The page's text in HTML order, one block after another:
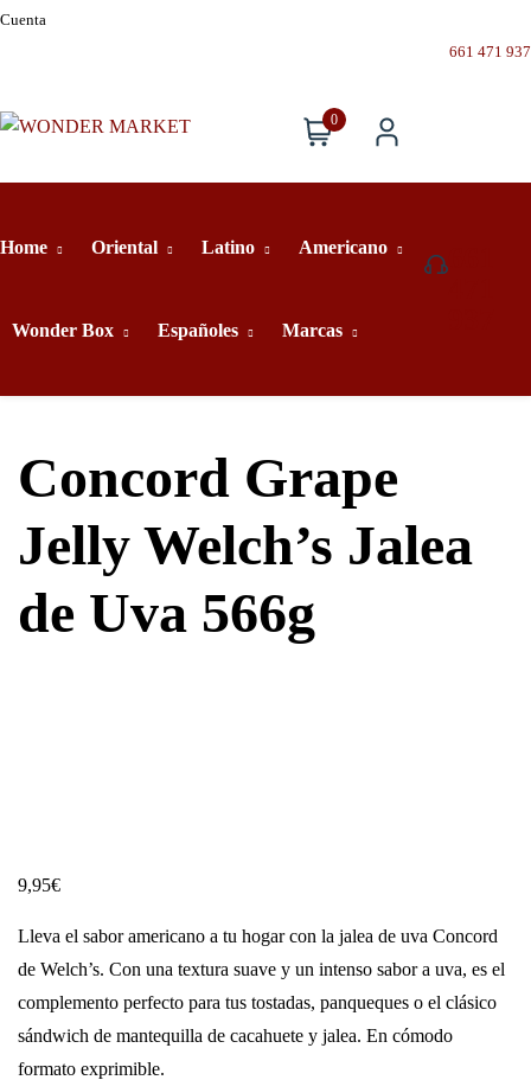
Cuenta
661 471 937
0
Home Oriental Latino Americano
Wonder Box Españoles Marcas
661
Concord Grape
Jelly Welch’s Jalea
de Uva 566g
9,95€
Lleva el sabor americano a tu hogar con la jalea de uva Concord
de Welch’s. Con una textura suave y un intenso sabor a uva, es el
complemento perfecto para tus tostadas, panqueques o el clásico
sándwich de mantequilla de cacahuete y jalea. En cómodo
formato exprimible.